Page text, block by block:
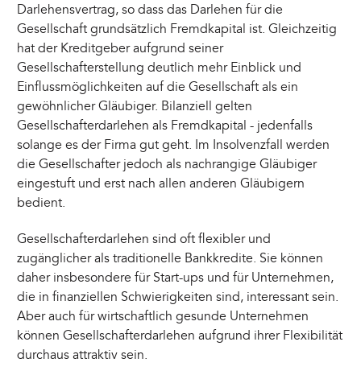
Darlehensvertrag, so dass das Darlehen für die
Gesellschaft grundsätzlich Fremdkapital ist. Gleichzeitig
hat der Kreditgeber aufgrund seiner
Gesellschafterstellung deutlich mehr Einblick und
Einflussmöglichkeiten auf die Gesellschaft als ein
gewöhnlicher Gläubiger. Bilanziell gelten
Gesellschafterdarlehen als Fremdkapital - jedenfalls
solange es der Firma gut geht. Im Insolvenzfall werden
die Gesellschafter jedoch als nachrangige Gläubiger
eingestuft und erst nach allen anderen Gläubigern
bedient.
Gesellschafterdarlehen sind oft flexibler und
zugänglicher als traditionelle Bankkredite. Sie können
daher insbesondere für Start-ups und für Unternehmen,
die in finanziellen Schwierigkeiten sind, interessant sein.
Aber auch für wirtschaftlich gesunde Unternehmen
können Gesellschafterdarlehen aufgrund ihrer Flexibilität
durchaus attraktiv sein.